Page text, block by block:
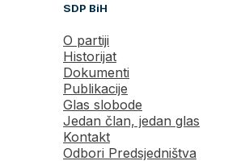
SDP BiH
O partiji
Historijat
Dokumenti
Publikacije
Glas slobode
Jedan član, jedan glas
Kontakt
Odbori Predsjedništva